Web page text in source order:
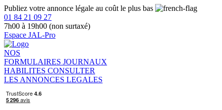
Publiez votre annonce légale au coût le plus bas
01 84 21 09 27
7h00 à 19h00 (non surtaxé)
Espace JAL-Pro
NOS
FORMULAIRES JOURNAUX
HABILITES CONSULTER
LES ANNONCES LEGALES